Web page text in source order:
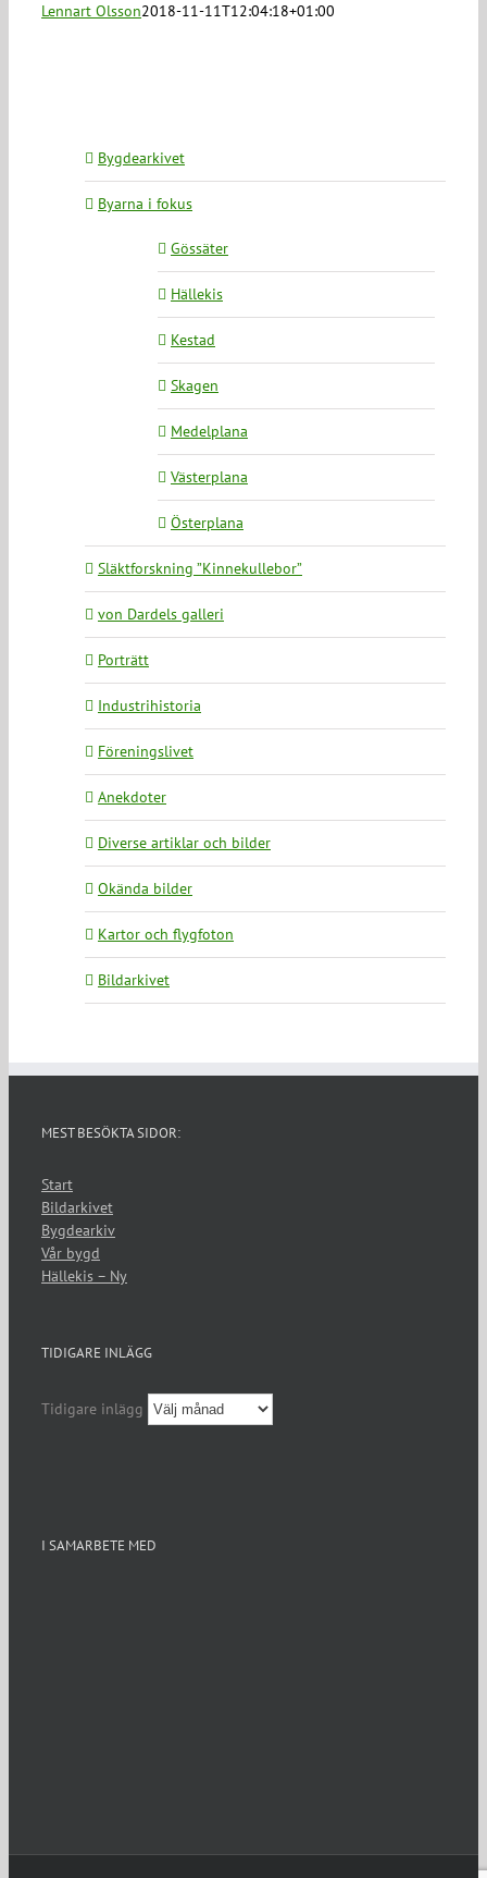
Lennart Olsson2018-11-11T12:04:18+01:00
Bygdearkivet
Byarna i fokus
Gössäter
Hällekis
Kestad
Skagen
Medelplana
Västerplana
Österplana
Släktforskning ”Kinnekullebor”
von Dardels galleri
Porträtt
Industrihistoria
Föreningslivet
Anekdoter
Diverse artiklar och bilder
Okända bilder
Kartor och flygfoton
Bildarkivet
MEST BESÖKTA SIDOR:
Start
Bildarkivet
Bygdearkiv
Vår bygd
Hällekis – Ny
TIDIGARE INLÄGG
Tidigare inlägg
I SAMARBETE MED